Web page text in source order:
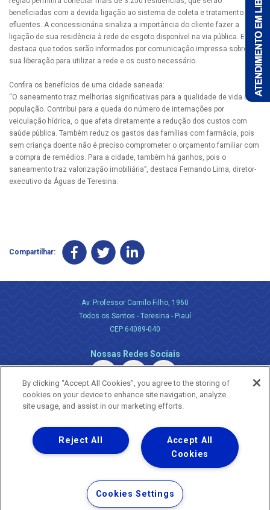
beneficiadas com a devida ligação ao sistema de coleta e tratamento dos
efluentes. A concessionária sinaliza a importância do cliente fazer a
ligação de sua residência à rede de esgoto disponível na via pública. E
destaca que todos serão informados por comunicação impressa sobre
sua liberação para utilizar a rede e os custo necessário.
Confira os benefícios de uma cidade saneada:
“O saneamento traz melhorias significativas para a qualidade de vida da
população. Contribui para a queda do número de internações por
veiculação hídrica, o que afeta diretamente a redução dos custos com
saúde pública. Também reduz os gastos das famílias com farmácia, pois
sem criança doente não é preciso comprometer o orçamento familiar com
a compra de remédios. Para a cidade, também há ganhos, pois o
saneamento traz valorização imobiliária”, destaca Fernando Lima, diretor-
executivo da Águas de Teresina.
Compartilhar:
Av. Professor Camilo Filho, 1960
Todos os Santos - Teresina - Piauí
CEP 64089-040
Nossas Redes Sociais
Uma empresa
Copyright ® 2026 - Todos os Direitos Reservados.
Nossa natureza movimenta a vida
Termos Gerais de Uso de Sites e Aplicativos
Política de Privacidade e Proteção de Dados
By clicking “Accept All Cookies”, you agree to the storing of
cookies on your device to enhance site navigation, analyze
site usage, and assist in our marketing efforts.
Accept All
Cookies
Reject All
Cookies Settings